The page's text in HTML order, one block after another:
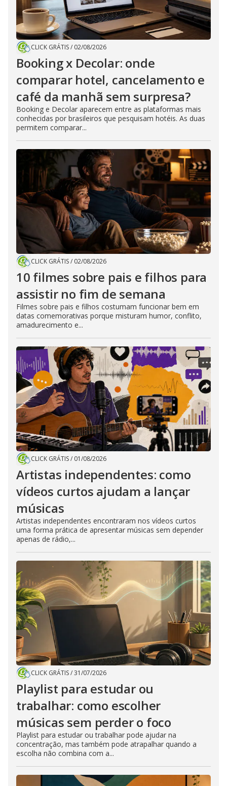
CLICK GRÁTIS/ 02/08/2026
Booking x Decolar: onde
comparar hotel, cancelamento e
café da manhã sem surpresa?
Booking e Decolar aparecem entre as plataformas mais
conhecidas por brasileiros que pesquisam hotéis. As duas
permitem comparar...
CLICK GRÁTIS/ 02/08/2026
10 filmes sobre pais e filhos para
assistir no fim de semana
Filmes sobre pais e filhos costumam funcionar bem em
datas comemorativas porque misturam humor, conflito,
amadurecimento e...
CLICK GRÁTIS/ 01/08/2026
Artistas independentes: como
vídeos curtos ajudam a lançar
músicas
Artistas independentes encontraram nos vídeos curtos
uma forma prática de apresentar músicas sem depender
apenas de rádio,...
CLICK GRÁTIS/31/07/2026
Playlist para estudar ou
trabalhar: como escolher
músicas sem perder o foco
Playlist para estudar ou trabalhar pode ajudar na
concentração, mas também pode atrapalhar quando a
escolha não combina com a...